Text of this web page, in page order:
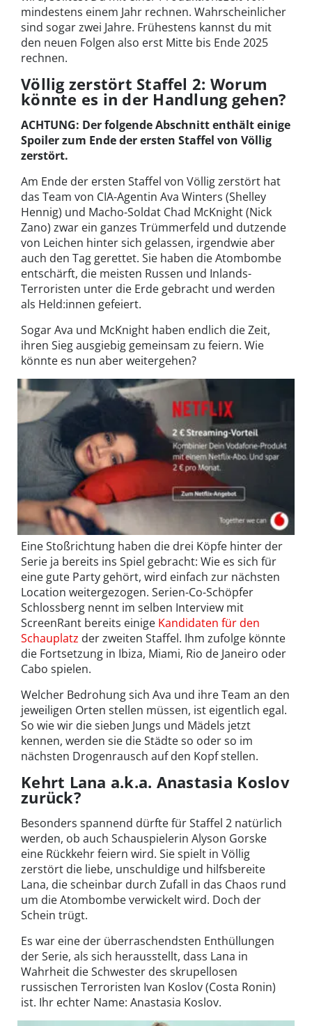
mindestens einem Jahr rechnen. Wahrscheinlicher
sind sogar zwei Jahre. Frühestens kannst du mit
den neuen Folgen also erst Mitte bis Ende 2025
rechnen.
Völlig zerstört Staffel 2: Worum
könnte es in der Handlung gehen?
ACHTUNG: Der folgende Abschnitt enthält einige
Spoiler zum Ende der ersten Staffel von Völlig
zerstört.
Am Ende der ersten Staffel von Völlig zerstört hat
das Team von CIA-Agentin Ava Winters (Shelley
Hennig) und Macho-Soldat Chad McKnight (Nick
Zano) zwar ein ganzes Trümmerfeld und dutzende
von Leichen hinter sich gelassen, irgendwie aber
auch den Tag gerettet. Sie haben die Atombombe
entschärft, die meisten Russen und Inlands-
Terroristen unter die Erde gebracht und werden
als Held:innen gefeiert.
Sogar Ava und McKnight haben endlich die Zeit,
ihren Sieg ausgiebig gemeinsam zu feiern. Wie
könnte es nun aber weitergehen?
Eine Stoßrichtung haben die drei Köpfe hinter der
Serie ja bereits ins Spiel gebracht: Wie es sich für
eine gute Party gehört, wird einfach zur nächsten
Location weitergezogen. Serien-Co-Schöpfer
Schlossberg nennt im selben Interview mit
ScreenRant bereits einige Kandidaten für den
Schauplatz der zweiten Staffel. Ihm zufolge könnte
die Fortsetzung in Ibiza, Miami, Rio de Janeiro oder
Cabo spielen.
Welcher Bedrohung sich Ava und ihre Team an den
jeweiligen Orten stellen müssen, ist eigentlich egal.
So wie wir die sieben Jungs und Mädels jetzt
kennen, werden sie die Städte so oder so im
nächsten Drogenrausch auf den Kopf stellen.
Kehrt Lana a.k.a. Anastasia Koslov
zurück?
Besonders spannend dürfte für Staffel 2 natürlich
werden, ob auch Schauspielerin Alyson Gorske
eine Rückkehr feiern wird. Sie spielt in Völlig
zerstört die liebe, unschuldige und hilfsbereite
Lana, die scheinbar durch Zufall in das Chaos rund
um die Atombombe verwickelt wird. Doch der
Schein trügt.
Es war eine der überraschendsten Enthüllungen
der Serie, als sich herausstellt, dass Lana in
Wahrheit die Schwester des skrupellosen
russischen Terroristen Ivan Koslov (Costa Ronin)
ist. Ihr echter Name: Anastasia Koslov.